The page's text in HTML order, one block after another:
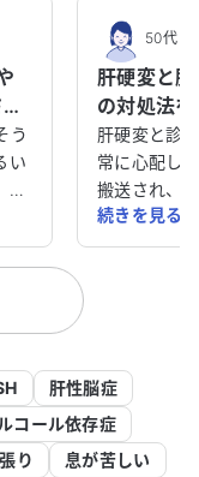
う
い
他
け
の
い
ア
50代・
肝硬変と
の対処法
肝硬変と診
常に心配し
搬送され、
断されまし
続的な診療
されていま
い状況で、
いと考えて
たところ、
続きを見る
肝性脳症
コール依存症
り
息が苦しい